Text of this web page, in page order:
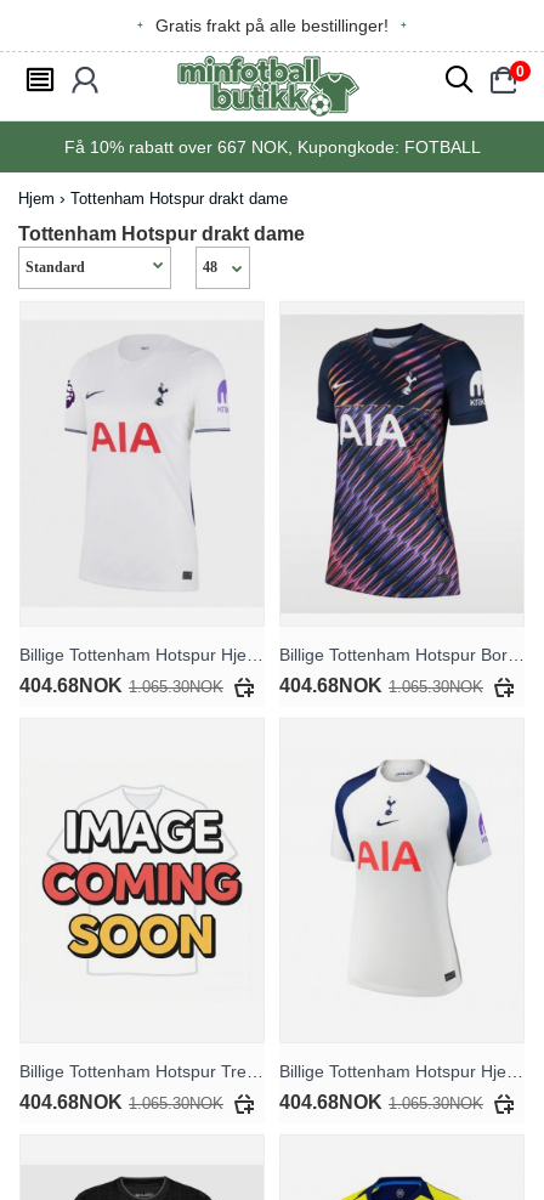
Gratis frakt på alle bestillinger!
󰂩 󰃳 󰂨 0
󰃠
Få 10%rabatt over 667 NOK, Kupongkode: FOTBALL
Hjem Tottenham Hotspur drakt dame
Tottenham Hotspur drakt dame
404.68NOK 1.065.30NOK 404.68NOK 1.065.30NOK
404.68NOK 1.065.30NOK 404.68NOK 1.065.30NOK